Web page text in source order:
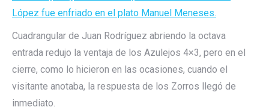
López fue enfriado en el plato Manuel Meneses.
Cuadrangular de Juan Rodríguez abriendo la octava
entrada redujo la ventaja de los Azulejos 4×3, pero en el
cierre, como lo hicieron en las ocasiones, cuando el
visitante anotaba, la respuesta de los Zorros llegó de
inmediato.